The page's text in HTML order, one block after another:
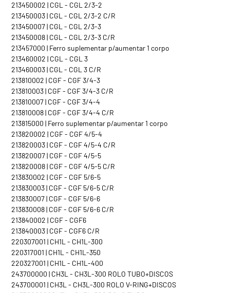
213450002 | CGL - CGL 2/3-2
213450003 | CGL - CGL 2/3-2 C/R
213450007 | CGL - CGL 2/3-3
213450008 | CGL - CGL 2/3-3 C/R
213457000 | Ferro suplementar p/aumentar 1 corpo
213460002 | CGL - CGL 3
213460003 | CGL - CGL 3 C/R
213810002 | CGF - CGF 3/4-3
213810003 | CGF - CGF 3/4-3 C/R
213810007 | CGF - CGF 3/4-4
213810008 | CGF - CGF 3/4-4 C/R
213815000 | Ferro suplementar p/aumentar 1 corpo
213820002 | CGF - CGF 4/5-4
213820003 | CGF - CGF 4/5-4 C/R
213820007 | CGF - CGF 4/5-5
213820008 | CGF - CGF 4/5-5 C/R
213830002 | CGF - CGF 5/6-5
213830003 | CGF - CGF 5/6-5 C/R
213830007 | CGF - CGF 5/6-6
213830008 | CGF - CGF 5/6-6 C/R
213840002 | CGF - CGF6
213840003 | CGF - CGF6 C/R
220307001 | CH1L - CH1L-300
220317001 | CH1L - CH1L-350
220327001 | CH1L - CH1L-400
243700000 | CH3L - CH3L-300 ROLO TUBO+DISCOS
243700001 | CH3L - CH3L-300 ROLO V-RING+DISCOS